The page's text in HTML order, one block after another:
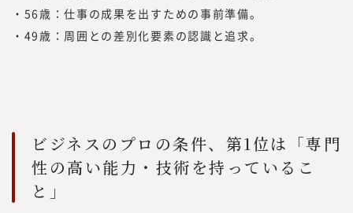
・56歳：仕事の成果を出すための事前準備。
・49歳：周囲との差別化要素の認識と追求。
ビジネスのプロの条件、第1位は「専門
性の高い能力・技術を持っているこ
と」